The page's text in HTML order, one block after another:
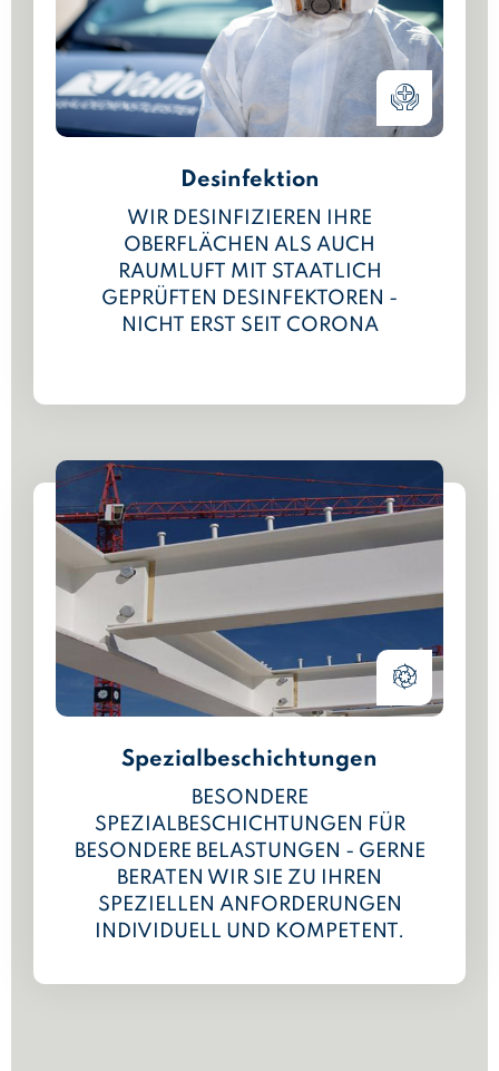
Desinfektion
WIR DESINFIZIEREN IHRE
OBERFLÄCHEN ALS AUCH
RAUMLUFT MIT STAATLICH
GEPRÜFTEN DESINFEKTOREN -
NICHT ERST SEIT CORONA
Spezialbeschichtungen
BESONDERE
SPEZIALBESCHICHTUNGEN FÜR
BESONDERE BELASTUNGEN - GERNE
BERATEN WIR SIE ZU IHREN
SPEZIELLEN ANFORDERUNGEN
INDIVIDUELL UND KOMPETENT.